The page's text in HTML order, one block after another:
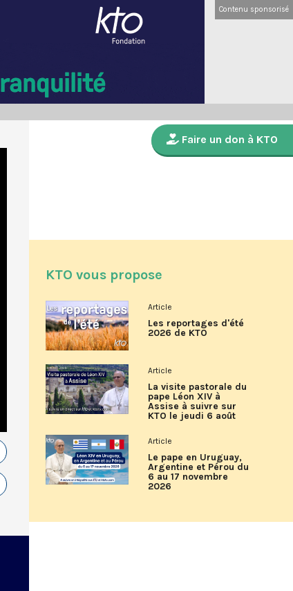
Contenu sponsorisé
Faire un don à KTO
KTO vous propose
Article
Les reportages d'été
2026 de KTO
Article
La visite pastorale du
pape Léon XIV à
Assise à suivre sur
KTO le jeudi 6 août
Article
Le pape en Uruguay,
Argentine et Pérou du
6 au 17 novembre
2026